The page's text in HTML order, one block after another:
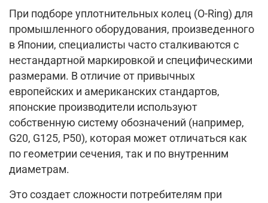
При подборе уплотнительных колец (O-Ring) для
промышленного оборудования, произведенного
в Японии, специалисты часто сталкиваются с
нестандартной маркировкой и специфическими
размерами. В отличие от привычных
европейских и американских стандартов,
японские производители используют
собственную систему обозначений (например,
G20, G125, P50), которая может отличаться как
по геометрии сечения, так и по внутренним
диаметрам.
Это создает сложности потребителям при